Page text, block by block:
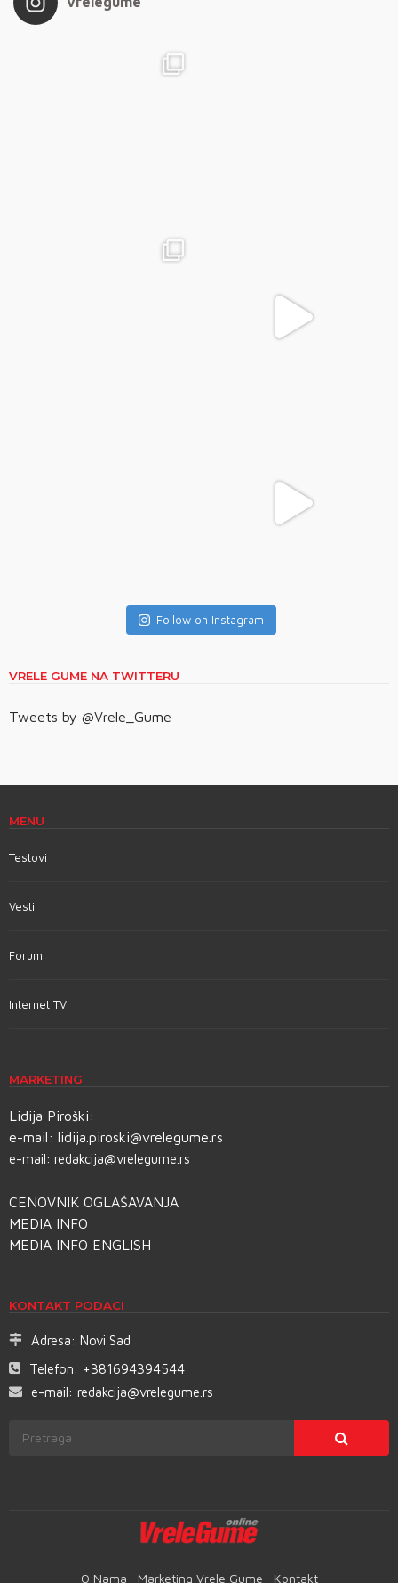
Follow on Instagram
VRELE GUME NA TWITTERU
Tweets by @Vrele_Gume
MENU
Testovi
Vesti
Forum
Internet TV
MARKETING
Lidija Piroški:
e-mail: lidija.piroski@vrelegume.rs
e-mail: redakcija@vrelegume.rs
CENOVNIK OGLAŠAVANJA
MEDIA INFO
MEDIA INFO ENGLISH
KONTAKT PODACI
Adresa: Novi Sad
Telefon: +381694394544
e-mail: redakcija@vrelegume.rs
O Nama Marketing Vrele Gume Kontakt